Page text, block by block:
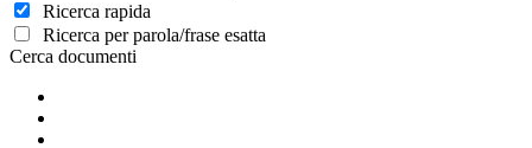
Ricerca rapida
Ricerca per parola/frase esatta
Cerca documenti